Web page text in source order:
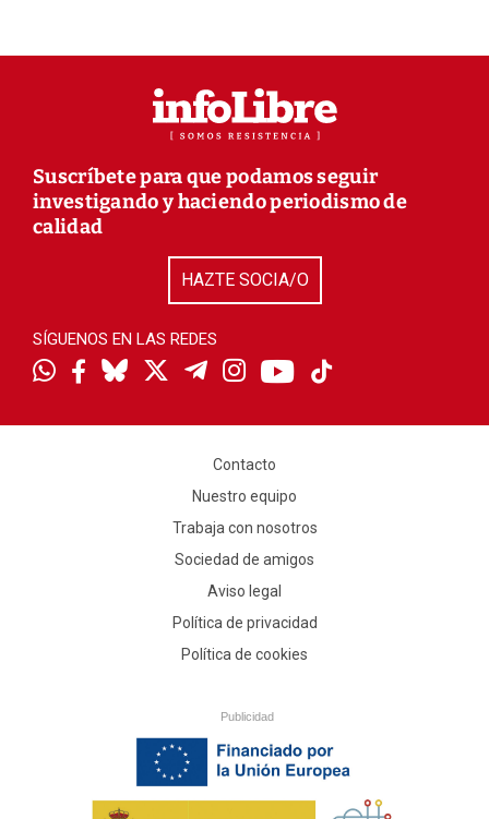
Suscríbete para que podamos seguir
investigando y haciendo periodismo de
calidad
HAZTE SOCIA/O
SÍGUENOS EN LAS REDES
Contacto
Nuestro equipo
Trabaja con nosotros
Sociedad de amigos
Aviso legal
Política de privacidad
Política de cookies
Publicidad